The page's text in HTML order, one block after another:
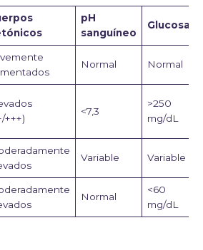
pH
sanguíneo
Glucosa
Normal Normal
+++)
<7,3
>250
mg/dL
Variable Variable
Normal
<60
mg/dL